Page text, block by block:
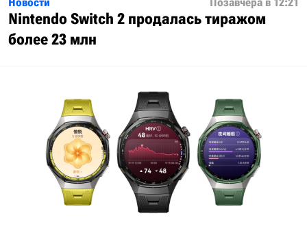
Nintendo Switch 2 продалась тиражом
более 23 млн